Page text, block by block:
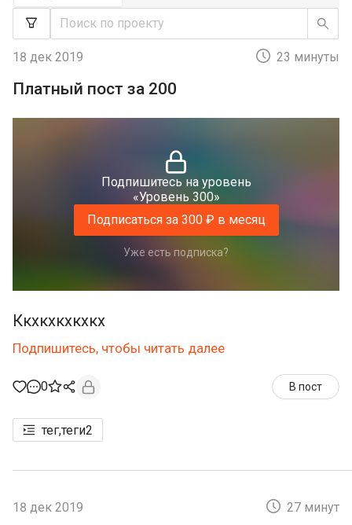
18 дек 2019 23 минуты
Платный пост за 200
Подпишитесь на уровень
«Уровень 300»
Подписаться за 300 ₽ в месяц
Уже есть подписка?
Ккхкхкхкхкх
Подпишитесь, чтобы читать далее
0 В пост
тег,теги2
18 дек 2019 27 минут